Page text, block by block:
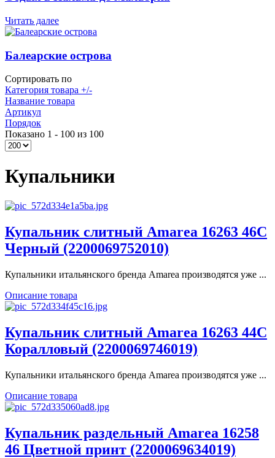
Читать далее
Балеарские острова
Сортировать по
Категория товара +/-
Название товара
Артикул
Порядок
Показано 1 - 100 из 100
Купальники
Купальник слитный Amarea 16263 46C
Черный (2200069752010)
Купальники итальянского бренда Amarea производятся уже ...
Описание товара
Купальник слитный Amarea 16263 44C
Коралловый (2200069746019)
Купальники итальянского бренда Amarea производятся уже ...
Описание товара
Купальник раздельный Amarea 16258
46 Цветной принт (2200069634019)